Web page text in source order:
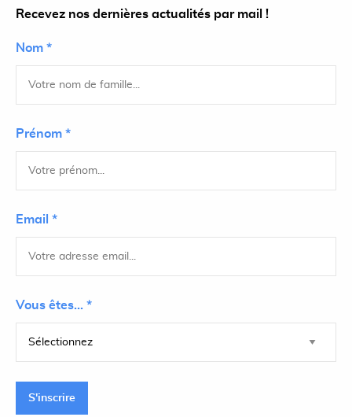
Recevez nos dernières actualités par mail !
Nom *
Prénom *
Email *
Vous êtes... *
S'inscrire